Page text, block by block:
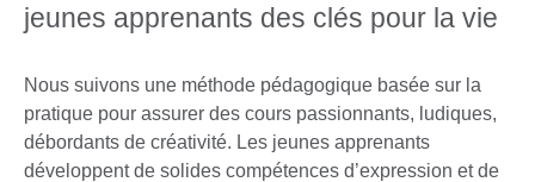
jeunes apprenants des clés pour la vie
Nous suivons une méthode pédagogique basée sur la
pratique pour assurer des cours passionnants, ludiques,
débordants de créativité. Les jeunes apprenants
développent de solides compétences d’expression et de